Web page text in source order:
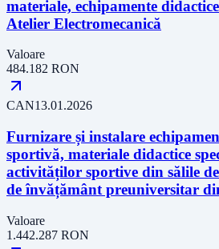
materiale, echipamente
Atelier Electromecanică
Valoare
484.182 RON
CAN13.01.2026
Furnizare și instalare
sportivă, materiale didactice
activităților sportive din sălile
de învățământ preuniversitar
Valoare
1.442.287 RON